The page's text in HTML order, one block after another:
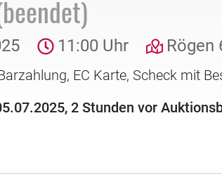
11:00 Uhr Rögen
EC Karte, Scheck mit
2 Stunden vor